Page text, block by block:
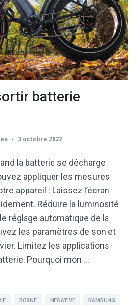
batterie
3 octobre 2022
la batterie se décharge
appliquer les mesures
appareil : Laissez l’écran
Réduire la luminosité
réglage automatique de la
les paramètres de son et
Limitez les applications
Pourquoi mon …
BORNE NEGATIVE SAMSUNG